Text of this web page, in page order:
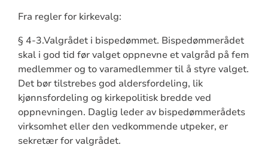
Fra regler for kirkevalg:
§ 4-3.Valgrådet i bispedømmet. Bispedømmerådet
skal i god tid før valget oppnevne et valgråd på fem
medlemmer og to varamedlemmer til å styre valget.
Det bør tilstrebes god aldersfordeling, lik
kjønnsfordeling og kirkepolitisk bredde ved
oppnevningen. Daglig leder av bispedømmerådets
virksomhet eller den vedkommende utpeker, er
sekretær for valgrådet.